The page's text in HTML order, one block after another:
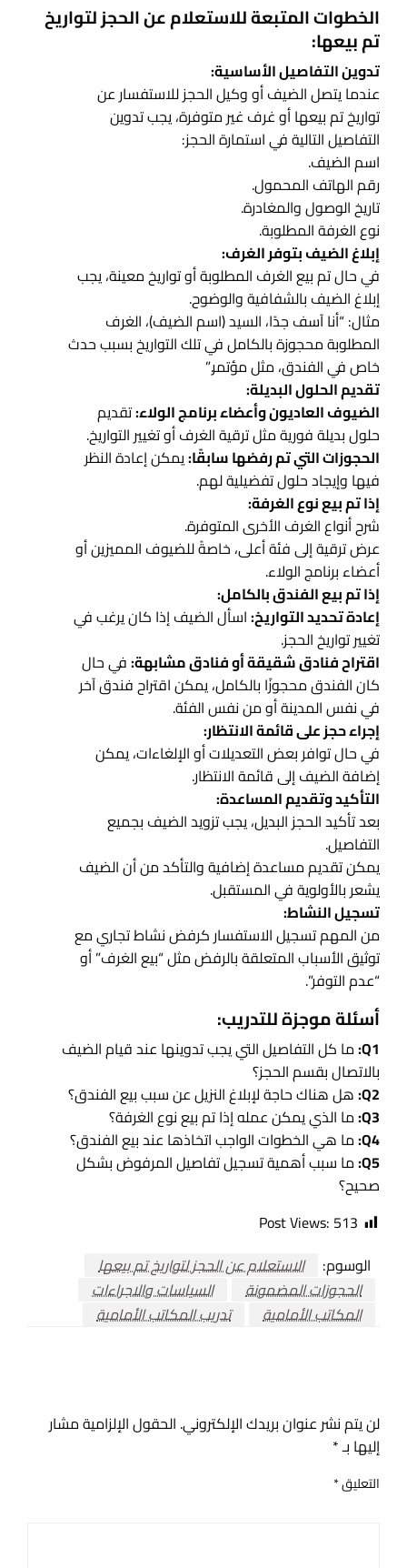
الخطوات المتبعة للاستعلام عن الحجز لتواريخ
تم بيعها:
تدوين التفاصيل الأساسية:
عندما يتصل الضيف أو وكيل الحجز للاستفسار عن
تواريخ تم بيعها أو غرف غير متوفرة، يجب تدوين
التفاصيل التالية في استمارة الحجز:
اسم الضيف.
رقم الهاتف المحمول.
تاريخ الوصول والمغادرة.
نوع الغرفة المطلوبة.
إبلاغ الضيف بتوفر الغرف:
في حال تم بيع الغرف المطلوبة أو تواريخ معينة، يجب
إبلاغ الضيف بالشفافية والوضوح.
مثال: “أنا آسف جدًا، السيد (اسم الضيف)، الغرف
المطلوبة محجوزة بالكامل في تلك التواريخ بسبب حدث
خاص في الفندق، مثل مؤتمر.”
تقديم الحلول البديلة:
الضيوف العاديون وأعضاء برنامج الولاء:تقديم
حلول بديلة فورية مثل ترقية الغرف أو تغيير التواريخ.
الحجوزات التي تم رفضها سابقًا:يمكن إعادة النظر
فيها وإيجاد حلول تفضيلية لهم.
إذا تم بيع نوع الغرفة:
شرح أنواع الغرف الأخرى المتوفرة.
عرض ترقية إلى فئة أعلى، خاصةً للضيوف المميزين أو
أعضاء برنامج الولاء.
إذا تم بيع الفندق بالكامل:
إعادة تحديد التواريخ:اسأل الضيف إذا كان يرغب في
تغيير تواريخ الحجز.
اقتراح فنادق شقيقة أو فنادق مشابهة:في حال
كان الفندق محجوزًا بالكامل، يمكن اقتراح فندق آخر
في نفس المدينة أو من نفس الفئة.
إجراء حجز على قائمة الانتظار:
في حال توافر بعض التعديلات أو الإلغاءات، يمكن
إضافة الضيف إلى قائمة الانتظار.
التأكيد وتقديم المساعدة:
بعد تأكيد الحجز البديل، يجب تزويد الضيف بجميع
التفاصيل.
يمكن تقديم مساعدة إضافية والتأكد من أن الضيف
يشعر بالأولوية في المستقبل.
تسجيل النشاط:
من المهم تسجيل الاستفسار كرفض نشاط تجاري مع
توثيق الأسباب المتعلقة بالرفض مثل “بيع الغرف” أو
“عدم التوفر”.
أسئلة موجزة للتدريب:
Q1: ما كل التفاصيل التي يجب تدوينها عند قيام الضيف
بالاتصال بقسم الحجز؟
Q2: هل هناك حاجة لإبلاغ النزيل عن سبب بيع الفندق؟
Q3: ما الذي يمكن عمله إذا تم بيع نوع الغرفة؟
Q4: ما هي الخطوات الواجب اتخاذها عند بيع الفندق؟
Q5: ما سبب أهمية تسجيل تفاصيل المرفوض بشكل
صحيح؟
Post Views: 513
الوسوم:
الاستعلام عن الحجز لتواريخ تم بيعها
الحجوزات المضمونة
السياسات والاجراءات
المكاتب الأمامية
تدريب المكاتب الأمامية
لن يتم نشر عنوان بريدك الإلكتروني. الحقول الإلزامية مشار
إليها بـ*
التعليق*